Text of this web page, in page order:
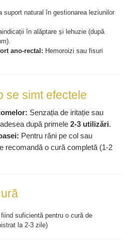
suport natural în gestionarea leziunilor
în alăptare și lehuzie (după
ano-rectal: Hemoroizi sau fisuri
se simt efectele
Senzația de iritație sau
după primele 2-3 utilizări.
Pentru răni pe col sau
recomandă o cură completă (1-2
suficientă pentru o cură de
la 2-3 zile)